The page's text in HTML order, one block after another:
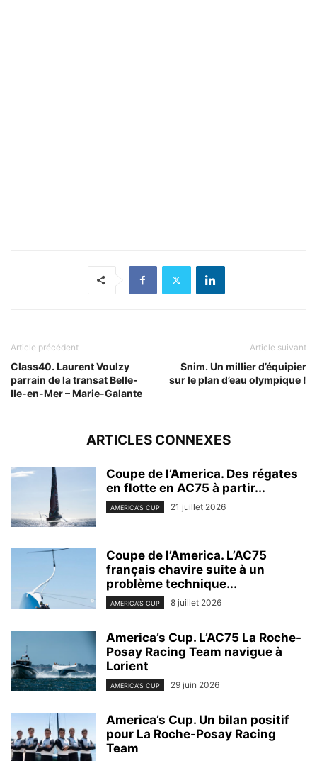
Article précédent
Class40. Laurent Voulzy
parrain de la transat Belle-
Ile-en-Mer – Marie-Galante
Article suivant
Snim. Un millier d’équipier
sur le plan d’eau olympique !
ARTICLES CONNEXES
Coupe de l’America. Des régates
en flotte en AC75 à partir...
AMERICA'S CUP 21 juillet 2026
Coupe de l’America. L’AC75
français chavire suite à un
problème technique...
AMERICA'S CUP 8 juillet 2026
America’s Cup. L’AC75 La Roche-
Posay Racing Team navigue à
Lorient
AMERICA'S CUP 29 juin 2026
America’s Cup. Un bilan positif
pour La Roche-Posay Racing
Team